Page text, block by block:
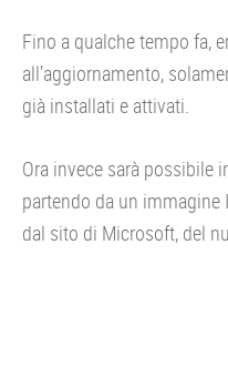
Fino a qualche tempo fa,
all’aggiornamento,
già installati e attivati.
Ora invece sarà possibile
partendo da un immagine
dal sito di Microsoft, del